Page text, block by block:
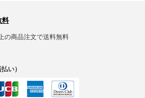
料
の商品注文で送料無料
い）